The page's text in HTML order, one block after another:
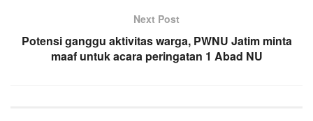
Next Post
Potensi ganggu aktivitas warga, PWNU Jatim minta
maaf untuk acara peringatan 1 Abad NU